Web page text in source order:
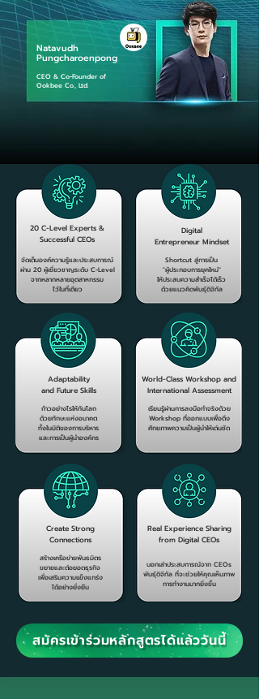
Natavudh
Pungcharoenpong
CEO & Co-Founder of
Ookbee Co., Ltd.
20 C-Level Experts &
Successful CEOs
จัดเต็มองค์ความรู้และประสบการณ์
ผ่าน 20 ผู้เชี่ยวชาญระดับ C-Level
จากหลากหลายอุตสาหกรรม
ไว้ในที่เดียว
Digital
Entrepreneur Mindset
Shortcut สู่การเป็น
"ผู้ประกอบการยุคใหม่"
ให้ประสบความสำเร็จได้เร็ว
ด้วยแนวคิดพันธุ์ดิจิทัล
Adaptability
and Future Skills
ก้าวอย่างไรให้ทันโลก
ด้วยทักษะแห่งอนาคต
ทั้งในมิติของการบริหาร
และการเป็นผู้นำองค์กร
World-Class Workshop and
International Assessment
เรียนรู้ผ่านการลงมือทำจริงด้วย
Workshop ที่ออกแบบเพื่อดึง
ศักยภาพความเป็นผู้นำให้เด่นชัด
Create Strong
Connections
สร้างเครือข่ายพันธมิตร
ขยายและต่อยอดธุรกิจ
เพื่อเสริมความเเข็งแกร่ง
ได้อย่างยั่งยืน
Real Experience Sharing
from Digital CEOs
บอกเล่าประสบการณ์จาก CEOs
พันธุ์ดิจิทัล ที่จะช่วยให้คุณเห็นภาพ
การทำงานมากยิ่งขึ้น
สมัครเข้าร่วมหลักสูตรได้แล้ววันนี้